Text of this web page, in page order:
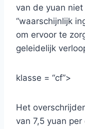
van de yuan
“waarschijnlijk
om ervoor te
geleidelijk
klasse = “cf”>
Het
van 7,5 yuan per